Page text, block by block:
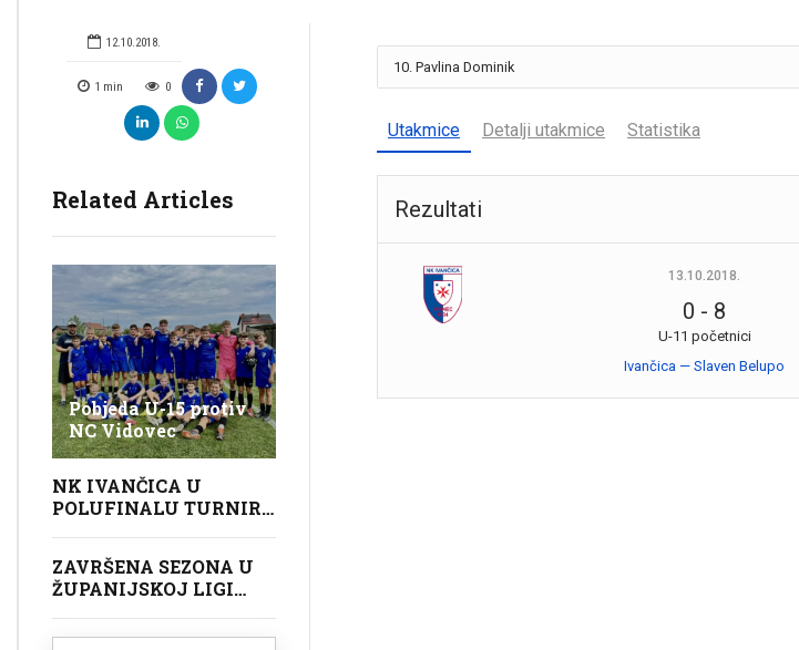
12.10.2018.
1 min 0
Related Articles
Pobjeda U-15 protiv
NC Vidovec
NK IVANČICA U
POLUFINALU TURNIRA
ZAVRŠENA SEZONA U
ŽUPANIJSKOJ LIGI
Utakmice Detalji utakmice Statistika
Rezultati
13.10.2018.
0 - 8
U-11 početnici
Ivančica — Slaven Belupo